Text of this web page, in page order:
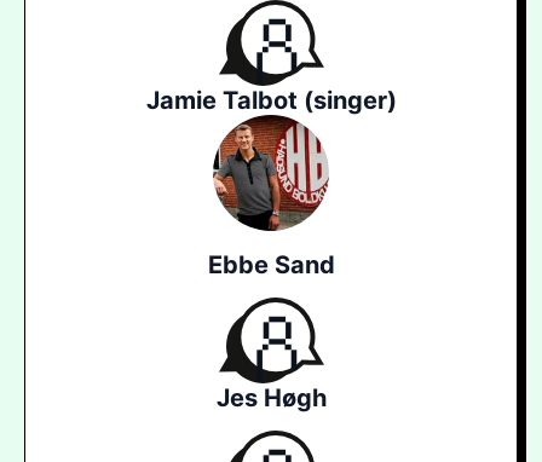
Jamie Talbot (singer)
Ebbe Sand
Jes Høgh